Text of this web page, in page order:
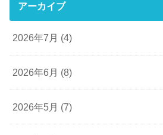
アーカイブ
2026年7月 (4)
2026年6月 (8)
2026年5月 (7)